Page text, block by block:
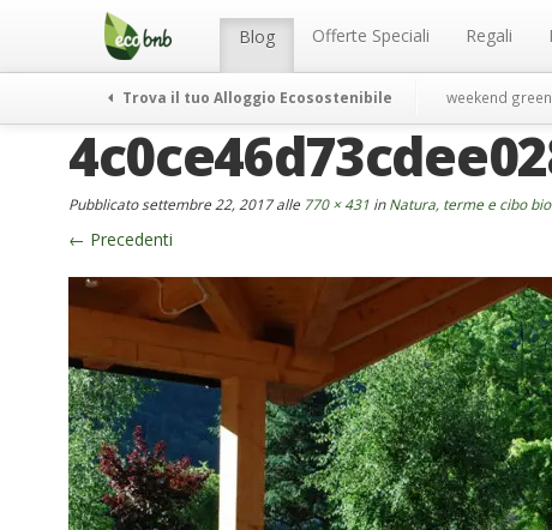
Menu Blog Offerte Speciali Regali
Trova il tuo Alloggio Ecosostenibile weekend green
Pubblicatosettembre 22, 2017alle 770 × 431 inNatura, terme e cibo
← Precedenti